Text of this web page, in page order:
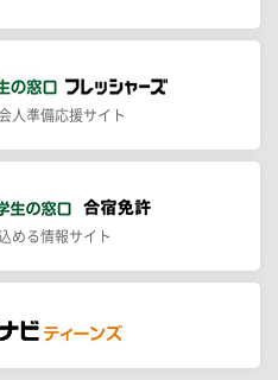
人準備応援サイト
める情報サイト